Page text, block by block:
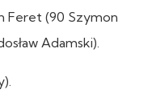
Feret (90 Szymon
Adamski).